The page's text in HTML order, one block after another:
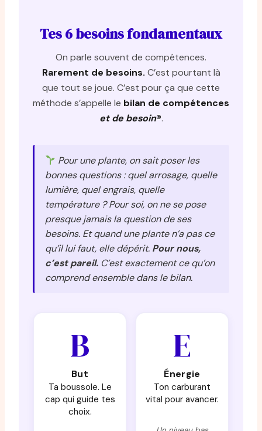
Tes 6 besoins fondamentaux
On parle souvent de compétences.
Rarement de besoins. C’est pourtant là
que tout se joue. C’est pour ça que cette
méthode s’appelle le bilan de compétences
et de besoin®.
Pour une plante, on sait poser les
bonnes questions : quel arrosage, quelle
lumière, quel engrais, quelle
température ? Pour soi, on ne se pose
presque jamais la question de ses
besoins. Et quand une plante n’a pas ce
qu’il lui faut, elle dépérit. Pour nous,
c’est pareil. C’est exactement ce qu’on
comprend ensemble dans le bilan.
B
But
Ta boussole. Le
cap qui guide tes
choix.
E
Énergie
Ton carburant
vital pour avancer.